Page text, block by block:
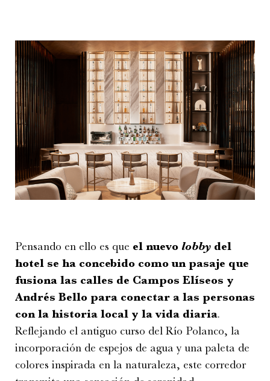
Pensando en ello es que el nuevo lobby del
hotel se ha concebido como un pasaje que
fusiona las calles de Campos Elíseos y
Andrés Bello para conectar a las personas
con la historia local y la vida diaria.
Reflejando el antiguo curso del Río Polanco, la
incorporación de espejos de agua y una paleta de
colores inspirada en la naturaleza, este corredor